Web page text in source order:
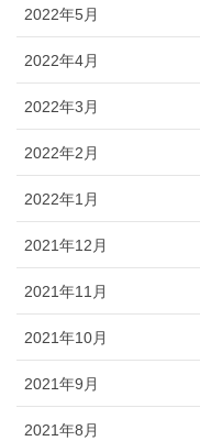
2022年5月
2022年4月
2022年3月
2022年2月
2022年1月
2021年12月
2021年11月
2021年10月
2021年9月
2021年8月